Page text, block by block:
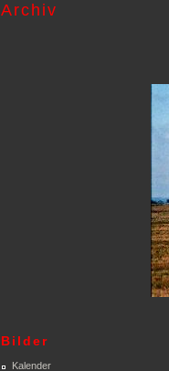
Archiv
Bilder
Kalender